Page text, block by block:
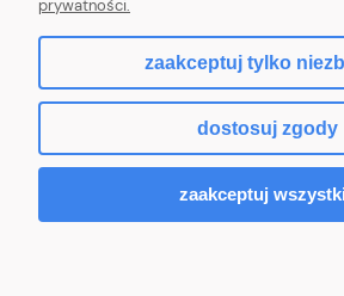
pokaż pełną wersję
facebook
Sklep internetowy
prywatności.
zaakceptuj tylko
dostosuj zgody
zaakceptuj